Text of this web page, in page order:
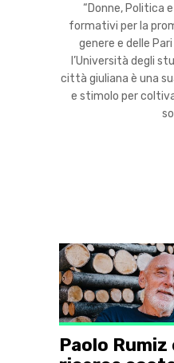
“Donne, Politica
formativi per la
genere e delle
l’Università degli
città giuliana è una
e stimolo per
Paolo Rumiz